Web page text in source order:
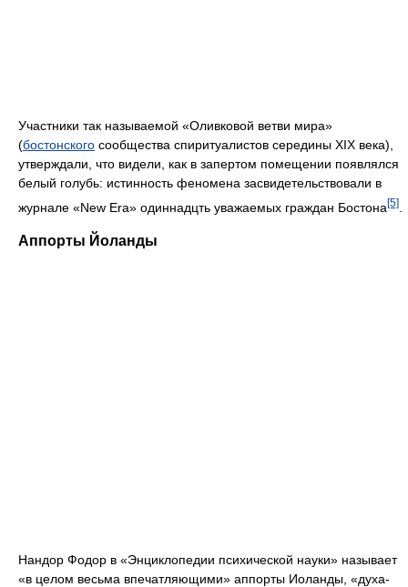
Участники так называемой «Оливковой ветви мира»
(бостонского сообщества спиритуалистов середины XIX века),
утверждали, что видели, как в запертом помещении появлялся
белый голубь: истинность феномена засвидетельствовали в
журнале «New Era» одиннадцть уважаемых граждан Бостона[5]
Аппорты Йоланды
Нандор Фодор в «Энциклопедии психической науки» называет
«в целом весьма впечатляющими» аппорты Иоланды, «духа-